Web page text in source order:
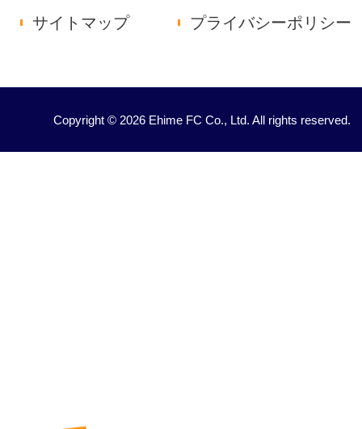
サイトマップ
プライバシーポリシー
Copyright © 2026 Ehime FC Co., Ltd. All rights reserved.